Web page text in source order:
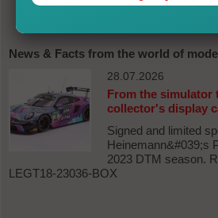
News & Facts from the world of
28.07.2026
From the simulator
collector's display
Signed and limited
Heinemann&#039;s
2023 DTM season.
LEGT18-23036-BOX